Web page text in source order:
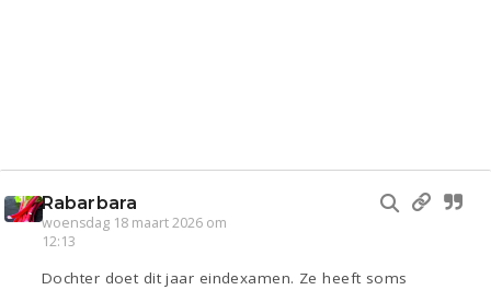
Rabarbara
woensdag 18 maart 2026 om
12:13
Dochter doet dit jaar eindexamen. Ze heeft soms